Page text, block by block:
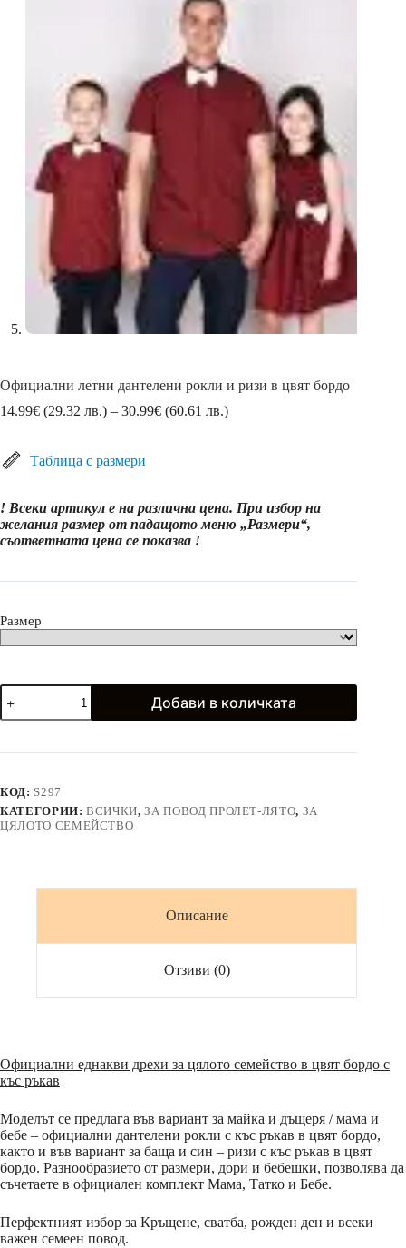
Официални летни дантелени рокли и ризи в цвят бордо
14.99€ (29.32 лв.) – 30.99€ (60.61 лв.)Price
30.99€
(60.61
Таблица с размери
! Всеки артикул е на различна цена. При избор на
желания размер от падащото меню „Размери“,
съответната цена се показва !
Размер
количество
за
Официални
дантелени
ризи
в
цвят
Добави в количката
КОД: S297
КАТЕГОРИИ:ВСИЧКИ,ЗА ПОВОД ПРОЛЕТ-ЛЯТО, ЗА
ЦЯЛОТО СЕМЕЙСТВО
Описание
Отзиви (0)
Официални еднакви дрехи за цялото семейство в цвят бордо с
къс ръкав
Моделът се предлага във вариант за майка и дъщеря / мама и
бебе – официални дантелени рокли с къс ръкав в цвят бордо,
както и във вариант за баща и син – ризи с къс ръкав в цвят
бордо. Разнообразието от размери, дори и бебешки, позволява да
съчетаете в официален комплект Мама, Татко и Бебе.
Перфектният избор за Кръщене, сватба, рожден ден и всеки
важен семеен повод.